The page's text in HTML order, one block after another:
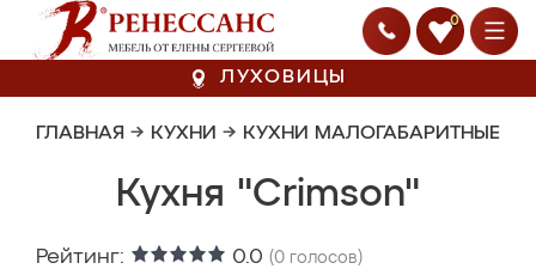
0
ЛУХОВИЦЫ
ГЛАВНАЯ → КУХНИ → КУХНИ МАЛОГАБАРИТНЫЕ
Кухня "Crimson"
Рейтинг: 0.0 (0 голосов)